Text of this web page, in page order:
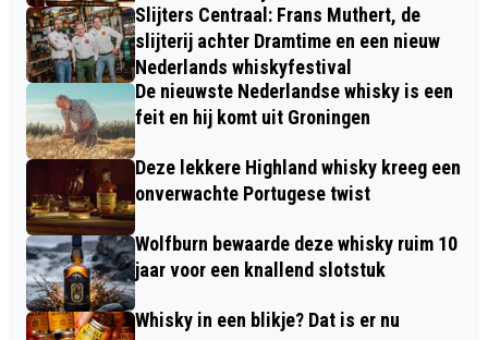
Slijters Centraal: Frans Muthert, de
slijterij achter Dramtime en een nieuw
Nederlands whiskyfestival
De nieuwste Nederlandse whisky is een
feit en hij komt uit Groningen
Deze lekkere Highland whisky kreeg een
onverwachte Portugese twist
Wolfburn bewaarde deze whisky ruim 10
jaar voor een knallend slotstuk
Whisky in een blikje? Dat is er nu